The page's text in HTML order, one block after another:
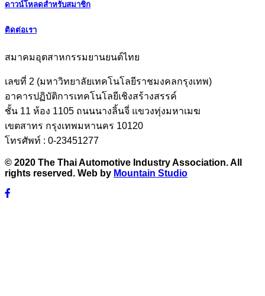
ดาวน์โหลดสำหรับสมาชิก
ติดต่อเรา
สมาคมอุตสาหกรรมยานยนต์ไทย
เลขที่ 2 (มหาวิทยาลัยเทคโนโลยีราชมงคลกรุงเทพ)
อาคารปฏิบัติการเทคโนโลยีเชิงสร้างสรรค์
ชั้น 11 ห้อง 1105 ถนนนางลิ้นจี่ แขวงทุ่งมหาเมฆ
เขตสาทร กรุงเทพมหานคร 10120
โทรศัพท์ : 0-23451277
© 2020 The Thai Automotive Industry Association. All
rights reserved. Web by Mountain Studio